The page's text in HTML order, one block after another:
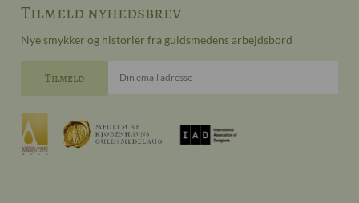
Tilmeld nyhedsbrev
Nye smykker og historier fra guldsmedens arbejdsbord
Din email adresse